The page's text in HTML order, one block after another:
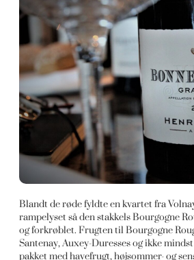
Blandt de røde fyldte en kvartet fra
rampelyset så den stakkels Bourgogne
og forkrøblet. Frugten til Bourgogne
Santenay, Auxey-Duresses og ikke
pakket med havefrugt, højsommer- og